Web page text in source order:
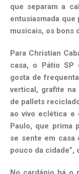
que separam a
entusiasmada
musicais, os bons
Para Christian
casa, o Pátio SP
gosta de
vertical, grafite
de pallets
ao vivo eclética e
Paulo, que prima
se sente em casa
pouco da cidade”,